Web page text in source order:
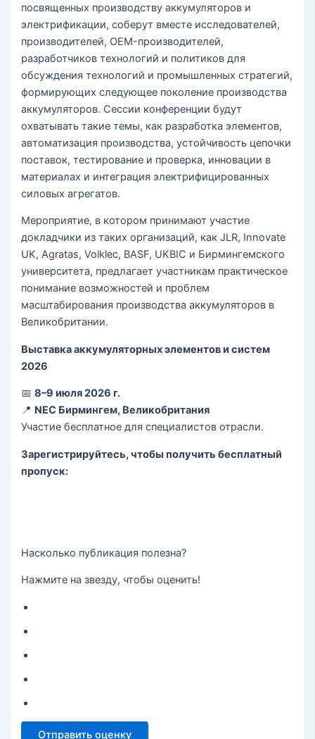
посвященных производству аккумуляторов и
электрификации, соберут вместе исследователей,
производителей, OEM-производителей,
разработчиков технологий и политиков для
обсуждения технологий и промышленных стратегий,
формирующих следующее поколение производства
аккумуляторов. Сессии конференции будут
охватывать такие темы, как разработка элементов,
автоматизация производства, устойчивость цепочки
поставок, тестирование и проверка, инновации в
материалах и интеграция электрифицированных
силовых агрегатов.
Мероприятие, в котором принимают участие
докладчики из таких организаций, как JLR, Innovate
UK, Agratas, Volklec, BASF, UKBIC и Бирмингемского
университета, предлагает участникам практическое
понимание возможностей и проблем
масштабирования производства аккумуляторов в
Великобритании.
Выставка аккумуляторных элементов и систем
2026
📅8–9 июля 2026 г.
📍 NEC Бирмингем, Великобритания
Участие бесплатное для специалистов отрасли.
Зарегистрируйтесь, чтобы получить бесплатный
пропуск:
Насколько публикация полезна?
Нажмите на звезду, чтобы оценить!
Отправить оценку